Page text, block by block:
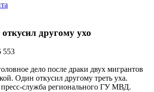
другому ухо
553
дело после драки двух мигрантов
Один откусил другому треть уха.
пресс-служба регионального ГУ МВД.